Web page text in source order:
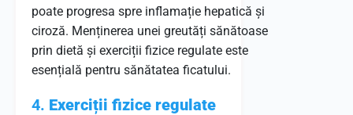
poate progresa spre inflamație hepatică și
ciroză. Menținerea unei greutăți sănătoase
prin dietă și exerciții fizice regulate este
esențială pentru sănătatea ficatului.
4. Exerciții fizice regulate